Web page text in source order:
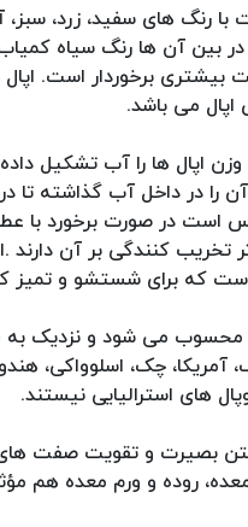
با رنگ های سفید، زرد، سبز،
آن ها رنگ سیاه کمیاب
بیشتری برخوردار است.
اپال می باشد.
را در داخل آب گذاشته
است در صورت برخورد با
تخریب کنندگی بر آن دارند
که برای شستشو و تمیز
آمریکا، چک، اسلوواکی،
های استرالیایی نیستند.
بصیرت و تقویت صفت
روده و ورم معده هم